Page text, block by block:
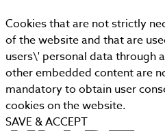
Cookies that are not strictly
of the website and that are
users\' personal data through
other embedded content are
mandatory to obtain user
cookies on the website.
SAVE & ACCEPT